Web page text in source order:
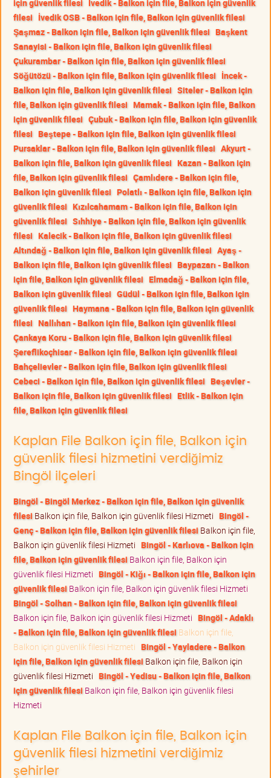
için güvenlik filesi
İvedik - Balkon için file, Balkon için güvenlik
filesi İvedik OSB - Balkon için file, Balkon için güvenlik filesi
Şaşmaz - Balkon için file, Balkon için güvenlik filesi Başkent
Sanayisi - Balkon için file, Balkon için güvenlik filesi
Çukurambar - Balkon için file, Balkon için güvenlik filesi
Söğütözü - Balkon için file, Balkon için güvenlik filesi İncek -
Balkon için file, Balkon için güvenlik filesi Siteler - Balkon için
file, Balkon için güvenlik filesi Mamak - Balkon için file, Balkon
için güvenlik filesi Çubuk - Balkon için file, Balkon için güvenlik
filesi Beştepe - Balkon için file, Balkon için güvenlik filesi
Pursaklar - Balkon için file, Balkon için güvenlik filesi Akyurt -
Balkon için file, Balkon için güvenlik filesi Kazan - Balkon için
file, Balkon için güvenlik filesi Çamlıdere - Balkon için file,
Balkon için güvenlik filesi Polatlı - Balkon için file, Balkon için
güvenlik filesi Kızılcahamam - Balkon için file, Balkon için
güvenlik filesi Sıhhiye - Balkon için file, Balkon için güvenlik
filesi Kalecik - Balkon için file, Balkon için güvenlik filesi
Altındağ - Balkon için file, Balkon için güvenlik filesi Ayaş -
Balkon için file, Balkon için güvenlik filesi Baypazarı - Balkon
için file, Balkon için güvenlik filesi Elmadağ - Balkon için file,
Balkon için güvenlik filesi Güdül - Balkon için file, Balkon için
güvenlik filesi Haymana - Balkon için file, Balkon için güvenlik
filesi Nallıhan - Balkon için file, Balkon için güvenlik filesi
Çankaya Koru - Balkon için file, Balkon için güvenlik filesi
Şereflikoçhisar - Balkon için file, Balkon için güvenlik filesi
Bahçelievler - Balkon için file, Balkon için güvenlik filesi
Cebeci - Balkon için file, Balkon için güvenlik filesi Beşevler -
Balkon için file, Balkon için güvenlik filesi Etlik - Balkon için
file, Balkon için güvenlik filesi
Kaplan File Balkon için file, Balkon için
güvenlik filesi hizmetini verdiğimiz
Bingöl ilçeleri
Bingöl - Bingöl Merkez - Balkon için file, Balkon için güvenlik
filesi Balkon için file, Balkon için güvenlik filesi Hizmeti Bingöl -
Genç - Balkon için file, Balkon için güvenlik filesi Balkon için file,
Balkon için güvenlik filesi Hizmeti Bingöl - Karlıova - Balkon için
file, Balkon için güvenlik filesi Balkon için file, Balkon için
güvenlik filesi Hizmeti Bingöl - Kiğı - Balkon için file, Balkon için
güvenlik filesi Balkon için file, Balkon için güvenlik filesi Hizmeti
Bingöl - Solhan - Balkon için file, Balkon için güvenlik filesi
Balkon için file, Balkon için güvenlik filesi Hizmeti Bingöl - Adaklı
- Balkon için file, Balkon için güvenlik filesi Balkon için file,
Balkon için güvenlik filesi Hizmeti Bingöl - Yayladere - Balkon
için file, Balkon için güvenlik filesi Balkon için file, Balkon için
güvenlik filesi Hizmeti Bingöl - Yedisu - Balkon için file, Balkon
için güvenlik filesi Balkon için file, Balkon için güvenlik filesi
Hizmeti
Kaplan File Balkon için file, Balkon için
güvenlik filesi hizmetini verdiğimiz
şehirler